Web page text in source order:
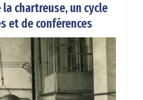
chartreuse, un cycle
et de conférences